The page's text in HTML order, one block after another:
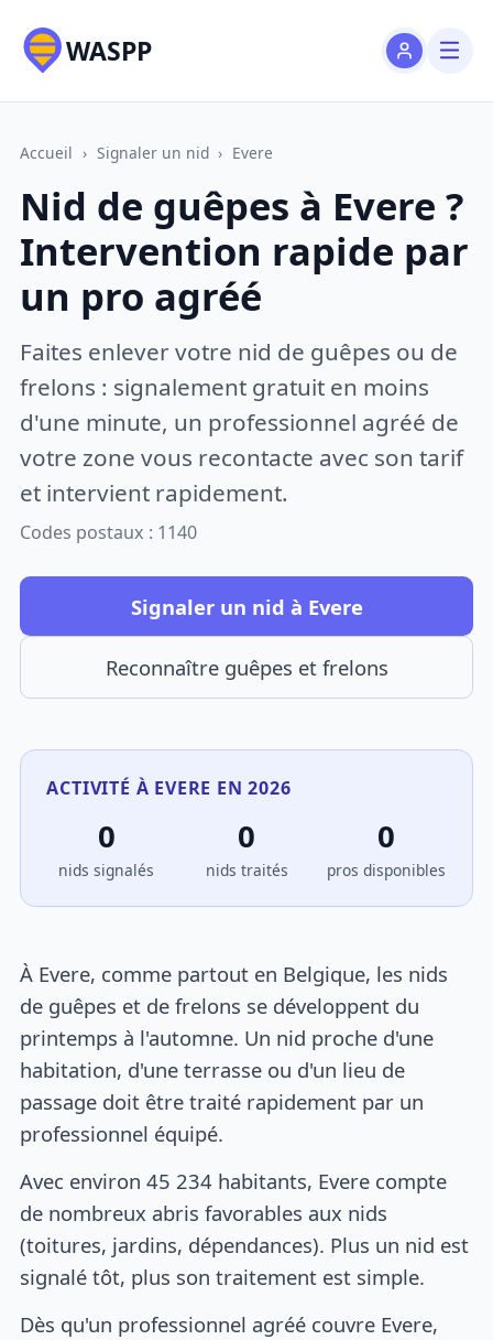
WASPP
Accueil › Signaler un nid › Evere
Nid de guêpes à Evere ?
Intervention rapide par
un pro agréé
Faites enlever votre nid de guêpes ou de
frelons : signalement gratuit en moins
d'une minute, un professionnel agréé de
votre zone vous recontacte avec son tarif
et intervient rapidement.
Codes postaux : 1140
Signaler un nid à Evere
Reconnaître guêpes et frelons
ACTIVITÉ À EVERE EN 2026
0
nids signalés
0
nids traités
0
pros disponibles
À Evere, comme partout en Belgique, les nids
de guêpes et de frelons se développent du
printemps à l'automne. Un nid proche d'une
habitation, d'une terrasse ou d'un lieu de
passage doit être traité rapidement par un
professionnel équipé.
Avec environ 45 234 habitants, Evere compte
de nombreux abris favorables aux nids
(toitures, jardins, dépendances). Plus un nid est
signalé tôt, plus son traitement est simple.
Dès qu'un professionnel agréé couvre Evere,